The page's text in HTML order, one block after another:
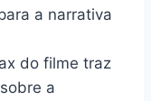
a narrativa
do filme traz
a